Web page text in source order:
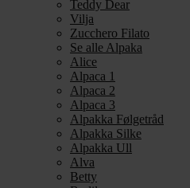
Teddy Dear
Vilja
Zucchero Filato
Se alle Alpaka
Alice
Alpaca 1
Alpaca 2
Alpaca 3
Alpakka Følgetråd
Alpakka Silke
Alpakka Ull
Alva
Betty